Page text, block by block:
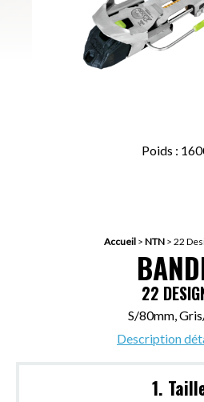
Poids :
Accueil> NTN> 22
22
S/80mm,
Description
1.